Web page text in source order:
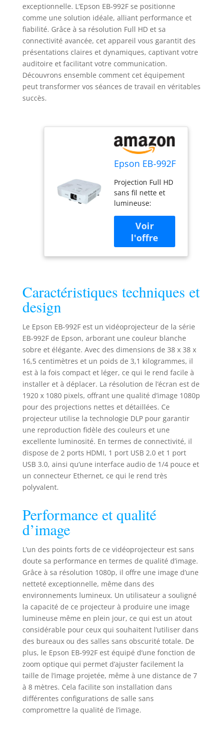
exceptionnelle. L’Epson EB-992F se positionne
comme une solution idéale, alliant performance et
fiabilité. Grâce à sa résolution Full HD et sa
connectivité avancée, cet appareil vous garantit des
présentations claires et dynamiques, captivant votre
auditoire et facilitant votre communication.
Découvrons ensemble comment cet équipement
peut transformer vos séances de travail en véritables
succès.
Epson EB-992F
Projection Full HD
sans fil nette et
lumineuse:
Technologie 3LCD
et niveaux élevés
et équivalents de
luminosité blanche
et couleur
années de
fonctionnement
maintenance
Diffusion et
partage de
connectivité :
connectivité sans
fil et fonction
duplication de
l'affichage (screen
mirroring)
intégrées
Économies
intelligentes :
durée de vie de la
lampe jusqu’à 17
000 heures en
application
partage d’écran,
fonction
modérateur
Caractéristiques techniques et
design
Le Epson EB-992F est un vidéoprojecteur de la série
EB-992F de Epson, arborant une couleur blanche
sobre et élégante. Avec des dimensions de 38 x 38 x
16,5 centimètres et un poids de 3,1 kilogrammes, il
est à la fois compact et léger, ce qui le rend facile à
installer et à déplacer. La résolution de l’écran est de
1920 x 1080 pixels, offrant une qualité d’image 1080p
pour des projections nettes et détaillées. Ce
projecteur utilise la technologie DLP pour garantir
une reproduction fidèle des couleurs et une
excellente luminosité. En termes de connectivité, il
dispose de 2 ports HDMI, 1 port USB 2.0 et 1 port
USB 3.0, ainsi qu’une interface audio de 1/4 pouce et
un connecteur Ethernet, ce qui le rend très
polyvalent.
Performance et qualité
d’image
L’un des points forts de ce vidéoprojecteur est sans
doute sa performance en termes de qualité d’image.
Grâce à sa résolution 1080p, il offre une image d’une
netteté exceptionnelle, même dans des
environnements lumineux. Un utilisateur a souligné
la capacité de ce projecteur à produire une image
lumineuse même en plein jour, ce qui est un atout
considérable pour ceux qui souhaitent l’utiliser dans
des bureaux ou des salles sans obscurité totale. De
plus, le Epson EB-992F est équipé d’une fonction de
zoom optique qui permet d’ajuster facilement la
taille de l’image projetée, même à une distance de 7
à 8 mètres. Cela facilite son installation dans
différentes configurations de salle sans
compromettre la qualité de l’image.